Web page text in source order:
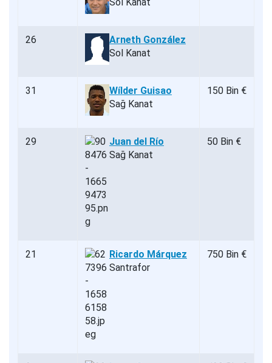
26
Arneth González
Sol Kanat
31
Wílder Guisao
Sağ Kanat
150 Bin €
29
Juan del Río
Sağ Kanat
50 Bin €
21
Ricardo Márquez
Santrafor
750 Bin €